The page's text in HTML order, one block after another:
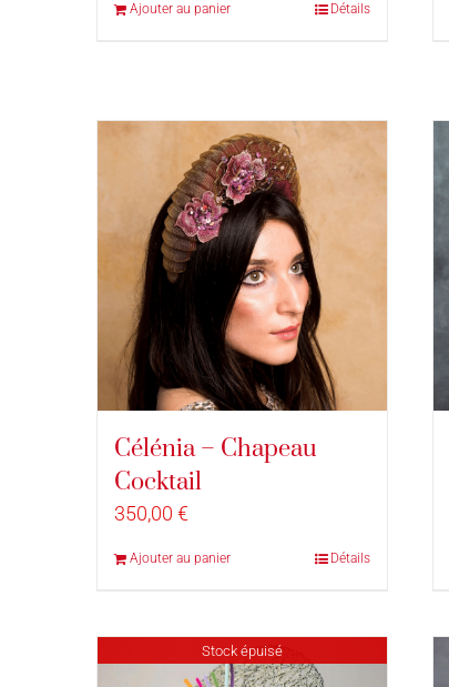
Ajouter au panier Détails
Célénia – Chapeau
Cocktail
350,00 €
Ajouter au panier Détails
Stock épuisé